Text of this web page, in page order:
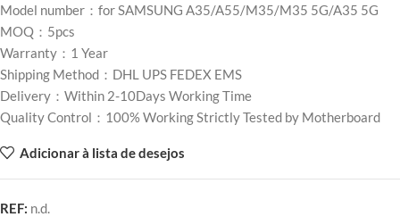
Model number：for SAMSUNG A35/A55/M35/M35 5G/A35 5G
MOQ：5pcs
Warranty：1 Year
Shipping Method：DHL UPS FEDEX EMS
Delivery：Within 2-10Days Working Time
Quality Control：100% Working Strictly Tested by Motherboard
Adicionar à lista de desejos
REF: n.d.